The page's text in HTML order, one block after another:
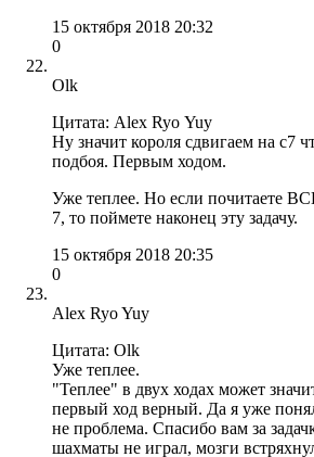
15 октября 2018 20:32
0
Olk
Цитата: Alex Ryo Yuy
Ну значит короля сдвигаем на с7
подбоя. Первым ходом.
Уже теплее. Но если почитаете
7, то поймете наконец эту задачу.
15 октября 2018 20:35
0
Alex Ryo Yuy
Цитата: Olk
Уже теплее.
"Теплее" в двух ходах может
первый ход верный. Да я уже
не проблема. Спасибо вам за
шахматы не играл, мозги